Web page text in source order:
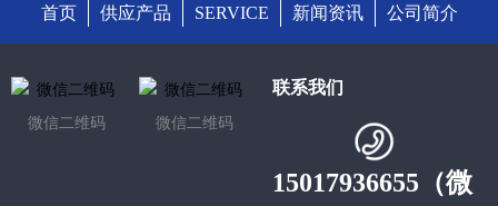
首页 供应产品 SERVICE 新闻资讯 公司简介
微信二维码 微信二维码
联系我们
15017936655（微